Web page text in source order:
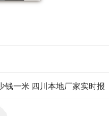
钱一米 四川本地厂家实时报